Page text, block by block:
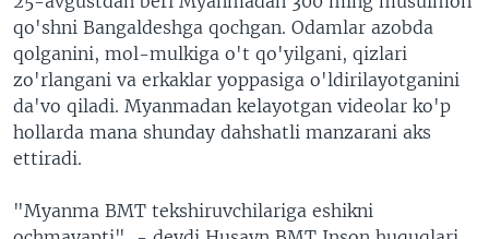
qo'shni Bangaldeshga qochgan. Odamlar azobda
qolganini, mol-mulkiga o't qo'yilgani, qizlari
zo'rlangani va erkaklar yoppasiga o'ldirilayotganini
da'vo qiladi. Myanmadan kelayotgan videolar ko'p
hollarda mana shunday dahshatli manzarani aks
ettiradi.
"Myanma BMT tekshiruvchilariga eshikni